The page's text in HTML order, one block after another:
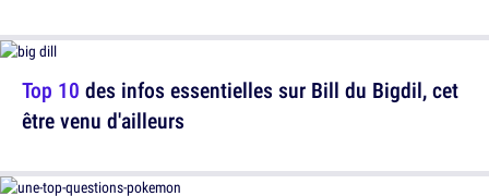
Top 10 des infos essentielles sur Bill du Bigdil, cet
être venu d'ailleurs